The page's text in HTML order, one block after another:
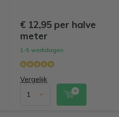
€ 12,95 per halve
meter
1-5 werkdagen
Vergelijk